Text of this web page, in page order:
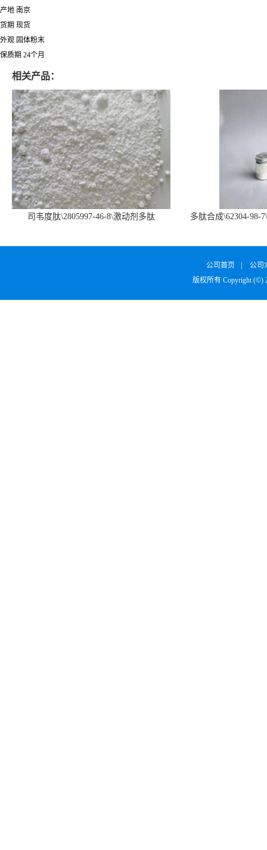
产地 南京
货期 现货
外观 固体粉末
保质期 24个月
相关产品：
司韦度肽\2805997-46-8\激动剂多肽
多肽合成\62304-98-
公司首页
公司
版权所有 Copyright (©)